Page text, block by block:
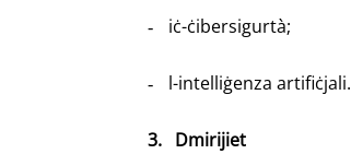
- iċ-ċibersigurtà;
- l-intelliġenza artifiċjali.
3. Dmirijiet